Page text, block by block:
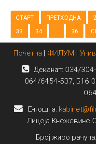
СТАРТ ПРЕТХОДНА
33
34 ... 36
Почетна | ФИЛУМ |
Деканат: 034/
064/6454-537, Б16
E-пошта:
Лицеја Кнежевине
Број жиро